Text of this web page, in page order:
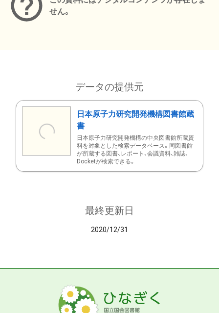
せん。
データの提供元
日本原子力研究開発機構図書館蔵
書
日本原子力研究開発機構の中央図書館所蔵資
料を対象とした検索データベース。同図書館
が所蔵する図書、レポート、会議資料、雑誌、
Docketが検索できる。
最終更新日
2020/12/31